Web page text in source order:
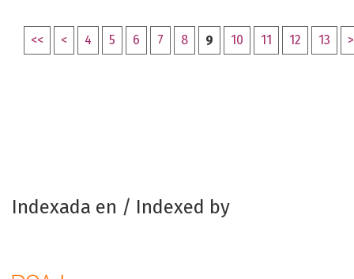
<< < 4 5 6 7 8 9 10 11 12 13 >
Indexada en / Indexed by